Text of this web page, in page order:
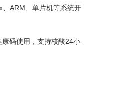
ARM、单片机等系统开
码使用，支持核酸24小